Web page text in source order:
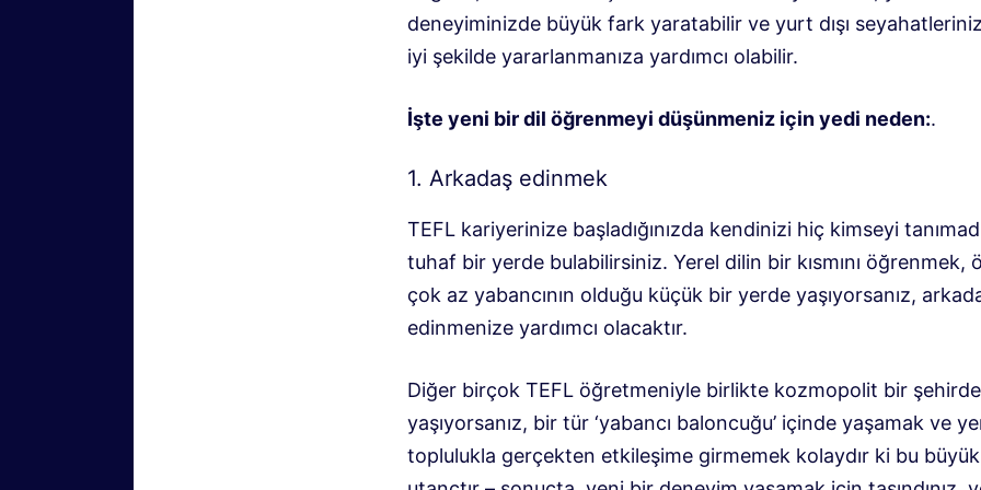
deneyiminizde büyük fark yaratabilir ve yurt dışı
iyi şekilde yararlanmanıza yardımcı olabilir.
İşte yeni bir dil öğrenmeyi düşünmeniz için yedi neden:.
1. Arkadaş edinmek
TEFL kariyerinize başladığınızda kendinizi hiç kimseyi
tuhaf bir yerde bulabilirsiniz. Yerel dilin bir kısmını öğrenmek,
çok az yabancının olduğu küçük bir yerde yaşıyorsanız,
edinmenize yardımcı olacaktır.
Diğer birçok TEFL öğretmeniyle birlikte kozmopolit bir şehirde
yaşıyorsanız, bir tür ‘yabancı baloncuğu’ içinde yaşamak ve
toplulukla gerçekten etkileşime girmemek kolaydır ki bu